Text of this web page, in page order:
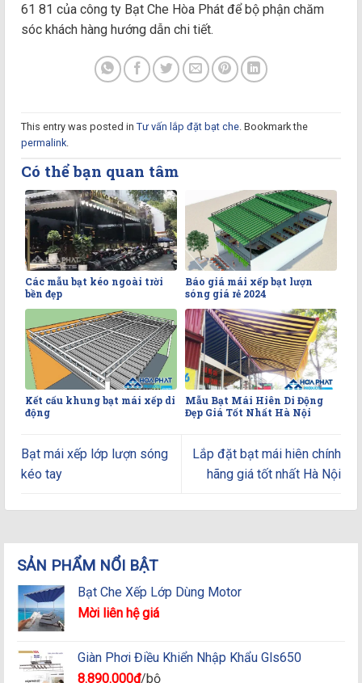
61 81 của công ty Bạt Che Hòa Phát để bộ phận chăm
sóc khách hàng hướng dẫn chi tiết.
This entry was posted in Tư vấn lắp đặt bạt che . Bookmark the
permalink
Có thể bạn quan tâm
Các mẫu bạt kéo ngoài trời
bền đẹp
Báo giá mái xếp bạt lượn
sóng giá rẻ 2024
Kết cấu khung bạt mái xếp di
động
Mẫu Bạt Mái Hiên Di Động
Đẹp Giá Tốt Nhất Hà Nội
Bạt mái xếp lớp lượn sóng
kéo tay
Lắp đặt bạt mái hiên chính
hãng giá tốt nhất Hà Nội
SẢN PHẨM NỔI BẬT
Bạt Che Xếp Lớp Dùng Motor
Mời liên hệ giá
Giàn Phơi Điều Khiển Nhập Khẩu Gls650
8.890.000₫/bộ